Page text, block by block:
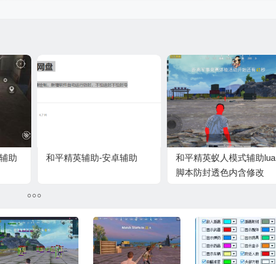
助 和平精英辅助-安卓辅助
和平精英蚁人模式辅助lua
脚本防封透色内含修改